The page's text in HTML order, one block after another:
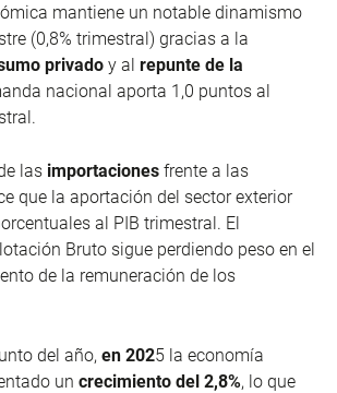
mantiene un notable dinamismo
(0,8% trimestral) gracias a la
privado y al repunte de la
nacional aporta 1,0 puntos al
las importaciones frente a las
que la aportación del sector exterior
al PIB trimestral. El
Bruto sigue perdiendo peso en el
de la remuneración de los
del año, en 2025 la economía
un crecimiento del 2,8%, lo que